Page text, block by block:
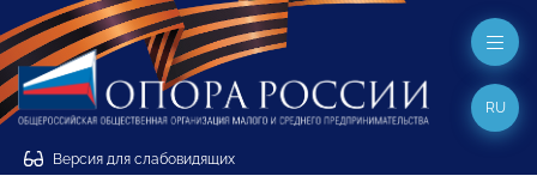
Версия для слабовидящих
RU